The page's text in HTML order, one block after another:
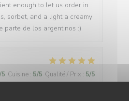
enough to let us order in
sorbet, and a light a creamy
parte de los argentinos :)
/5 Cuisine : 5/5 Qualité / Prix : 5/5